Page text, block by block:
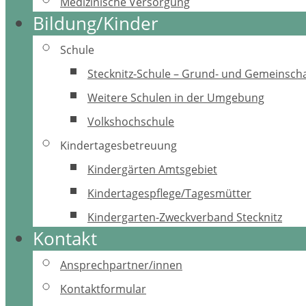
Bildung/Kinder
Schule
Stecknitz-Schule – Grund- und
Weitere Schulen in der Umgebung
Volkshochschule
Kindertagesbetreuung
Kindergärten Amtsgebiet
Kindertagespflege/Tagesmütter
Kindergarten-Zweckverband Stecknitz
Kontakt
Ansprechpartner/innen
Kontaktformular